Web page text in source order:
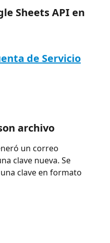
Sheets API en
de Servicio
archivo
un correo
clave nueva. Se
clave en formato